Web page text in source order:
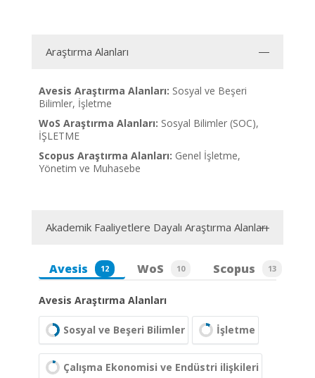
Araştırma Alanları
Avesis Araştırma Alanları: Sosyal ve Beşeri
Bilimler, İşletme
WoS Araştırma Alanları: Sosyal Bilimler (SOC),
İŞLETME
Scopus Araştırma Alanları: Genel İşletme,
Yönetim ve Muhasebe
Akademik Faaliyetlere Dayalı Araştırma Alanları
Avesis 12 WoS 10 Scopus 13
Avesis Araştırma Alanları
Sosyal ve Beşeri Bilimler İşletme
Çalışma Ekonomisi ve Endüstri ilişkileri